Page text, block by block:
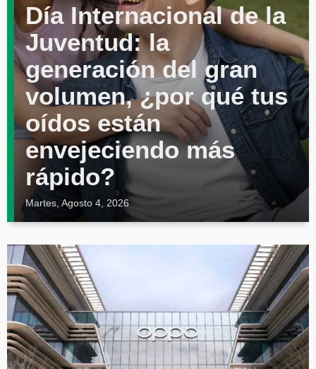
Día Internacional de la
Juventud: la
generación del gran
volumen, ¿por qué tus
oídos están
envejeciendo más
rápido?
Martes, Agosto 4, 2026